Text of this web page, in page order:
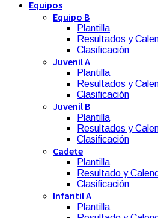
Equipos
Equipo B
Plantilla
Resultados y
Clasificación
Juvenil A
Plantilla
Resultados y
Clasificación
Juvenil B
Plantilla
Resultados y
Clasificación
Cadete
Plantilla
Resultado y
Clasificación
Infantil A
Plantilla